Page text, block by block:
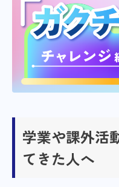
学業や課外活
てきた人へ